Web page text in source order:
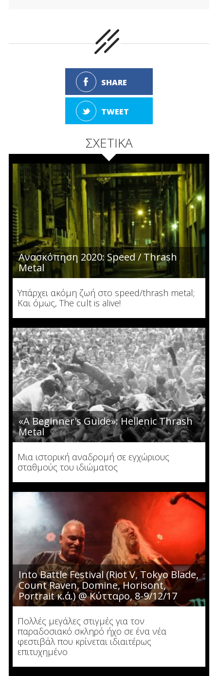
SHARE
TWEET
ΣΧΕΤΙΚΑ
Ανασκόπηση 2020: Speed / Thrash
Metal
Υπάρχει ακόμη ζωή στο speed/thrash metal;
Και όμως, The cult is alive!
«A Beginner's Guide»: Hellenic Thrash
Metal
Μια ιστορική αναδρομή σε εγχώριους
σταθμούς του ιδιώματος
Into Battle Festival (Riot V, Tokyo Blade,
Count Raven, Domine, Horisont,
Portrait κ.ά.) @ Κύτταρο, 8-9/12/17
Πολλές μεγάλες στιγμές για τον
παραδοσιακό σκληρό ήχο σε ένα νέα
φεστιβάλ που κρίνεται ιδιαιτέρως
επιτυχημένo